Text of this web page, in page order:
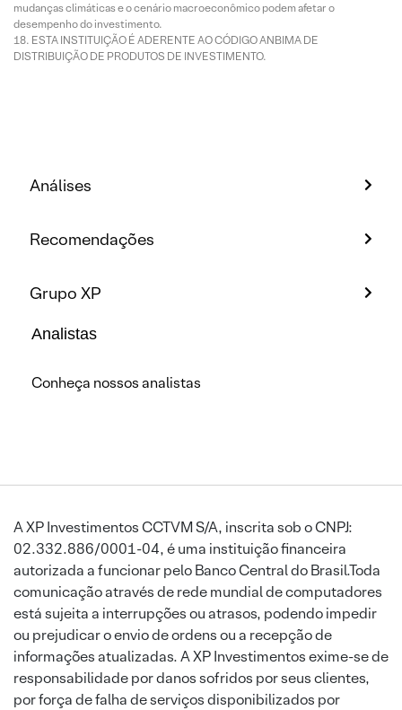
mudanças climáticas e o cenário macroeconômico podem afetar o
desempenho do investimento.
ESTA INSTITUIÇÃO É ADERENTE AO CÓDIGO ANBIMA DE
DISTRIBUIÇÃO DE PRODUTOS DE INVESTIMENTO.
Análises
Recomendações
Grupo XP
Analistas
Conheça nossos analistas
A XP Investimentos CCTVM S/A, inscrita sob o CNPJ:
02.332.886/0001-04, é uma instituição financeira
autorizada a funcionar pelo Banco Central do Brasil.Toda
comunicação através de rede mundial de computadores
está sujeita a interrupções ou atrasos, podendo impedir
ou prejudicar o envio de ordens ou a recepção de
informações atualizadas. A XP Investimentos exime-se de
responsabilidade por danos sofridos por seus clientes,
por força de falha de serviços disponibilizados por